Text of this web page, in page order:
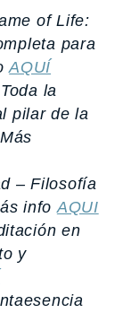
of Life:
para
AQUÍ
la
pilar de la
– Filosofía
info AQUI
en
y